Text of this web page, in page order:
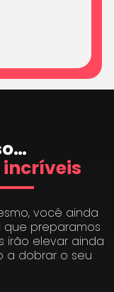
incríveis
você ainda
preparamos
irão elevar ainda
a dobrar o seu